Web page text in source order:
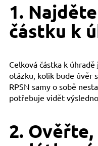
1.
částku k
Celková částka k
otázku, kolik bude úvěr
RPSN samy o sobě
potřebuje vidět
2.